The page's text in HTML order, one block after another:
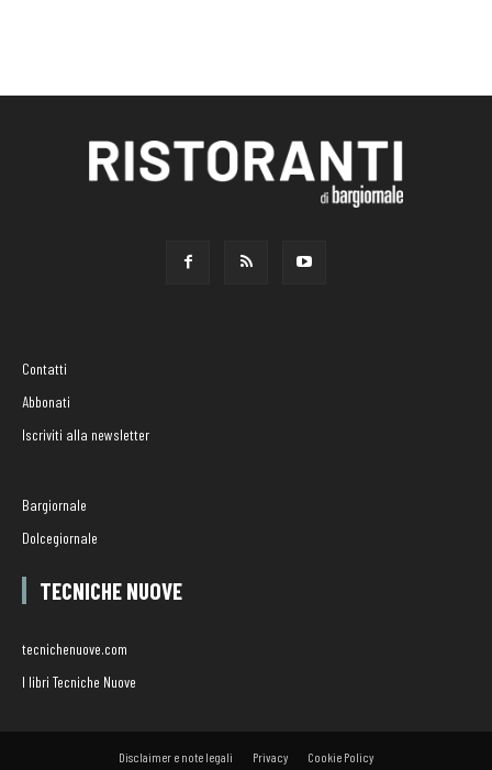
Contatti
Abbonati
Iscriviti alla newsletter
Bargiornale
Dolcegiornale
TECNICHE NUOVE
tecnichenuove.com
I libri Tecniche Nuove
Disclaimer e note legali Privacy Cookie Policy